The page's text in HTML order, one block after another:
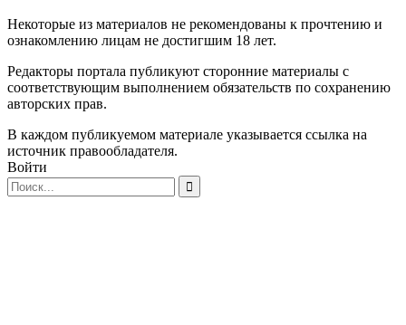
Некоторые из материалов не рекомендованы к прочтению и
ознакомлению лицам не достигшим 18 лет.
Редакторы портала публикуют сторонние материалы с
соответствующим выполнением обязательств по сохранению
авторских прав.
В каждом публикуемом материале указывается ссылка на
источник правообладателя.
Войти